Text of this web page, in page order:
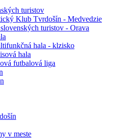
turistov
Klub Tvrdošín - Medvedzie
turistov - Orava
hala - klzisko
hala
futbalová liga
v meste